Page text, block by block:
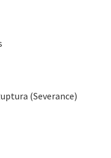
(Severance)